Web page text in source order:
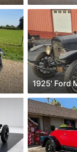
1925' Ford